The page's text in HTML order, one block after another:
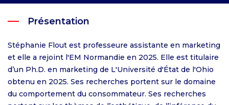
Présentation
Stéphanie Flout est professeure assistante en marketing
et elle a rejoint l'EM Normandie en 2025. Elle est titulaire
d’un Ph.D. en marketing de L'Université d'État de l'Ohio
obtenu en 2025. Ses recherches portent sur le domaine
du comportement du consommateur. Ses recherches